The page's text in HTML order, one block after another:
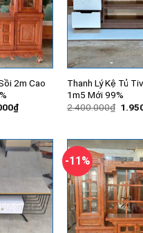
2m Cao
₫Giá
hiện
8.150.000₫.
Thanh Lý Kệ Tủ
1m5 Mới 99%
2.400.000₫ Giá
-11%